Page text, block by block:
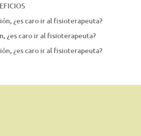
¿es caro ir al fisioterapeuta?
¿es caro ir al fisioterapeuta?
¿es caro ir al fisioterapeuta?